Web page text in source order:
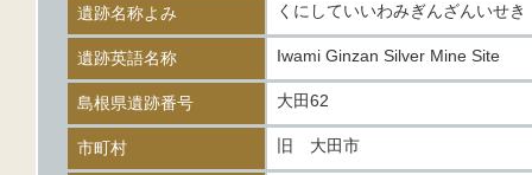
遺跡名称よみ くにしていいわみぎんざんいせき
遺跡英語名称 Iwami Ginzan Silver Mine Site
島根県遺跡番号 大田62
市町村 旧 大田市